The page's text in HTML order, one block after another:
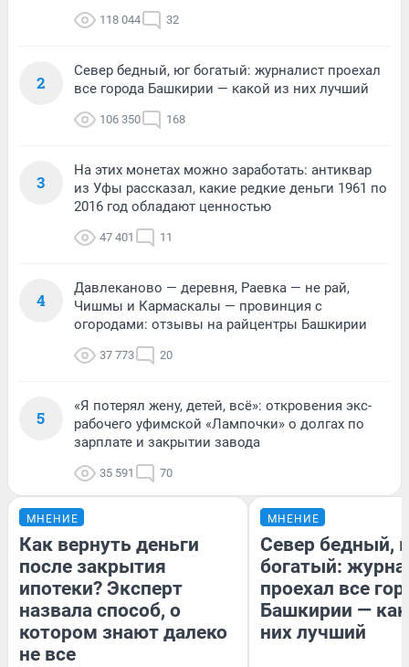
118 044 32
2
Север бедный, юг богатый: журналист проехал
все города Башкирии — какой из них лучший
106 350 168
3
На этих монетах можно заработать: антиквар
из Уфы рассказал, какие редкие деньги 1961 по
2016 год обладают ценностью
47 401 11
4
Давлеканово — деревня, Раевка — не рай,
Чишмы и Кармаскалы — провинция с
огородами: отзывы на райцентры Башкирии
37 773 20
5
«Я потерял жену, детей, всё»: откровения экс-
рабочего уфимской «Лампочки» о долгах по
зарплате и закрытии завода
35 591 70
МНЕНИЕ
Как вернуть деньги
после закрытия
ипотеки? Эксперт
назвала способ, о
котором знают далеко
не все
МНЕНИЕ
Север бедный,
богатый:
проехал все
Башкирии —
них лучший